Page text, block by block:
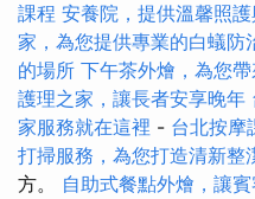
課程 安養院，提供溫馨照
家，為您提供專業的白蟻防
的場所 下午茶外燴，為您
護理之家，讓長者安享晚年
家服務就在這裡 - 台北按摩
打掃服務，為您打造清新整
方。 自助式餐點外燴，讓